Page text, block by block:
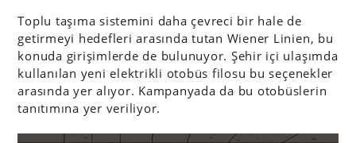
Toplu taşıma sistemini daha çevreci bir hale de
getirmeyi hedefleri arasında tutan Wiener Linien, bu
konuda girişimlerde de bulunuyor. Şehir içi ulaşımda
kullanılan yeni elektrikli otobüs filosu bu seçenekler
arasında yer alıyor. Kampanyada da bu otobüslerin
tanıtımına yer veriliyor.